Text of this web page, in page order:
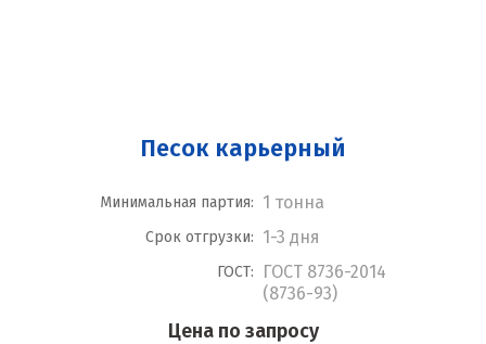
Песок карьерный
Минимальная партия: 1 тонна
Срок отгрузки: 1-3 дня
ГОСТ:
ГОСТ 8736-2014
(8736-93)
Цена по запросу